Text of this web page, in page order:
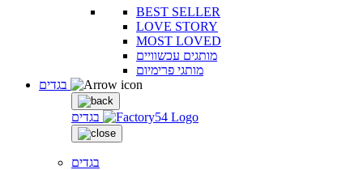
BEST SELLER
LOVE STORY
MOST LOVED
מותגים עכשוויים
מותגי פרימיום
בגדים
בגדים